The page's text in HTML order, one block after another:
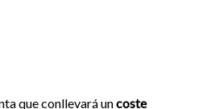
que conllevará uncoste